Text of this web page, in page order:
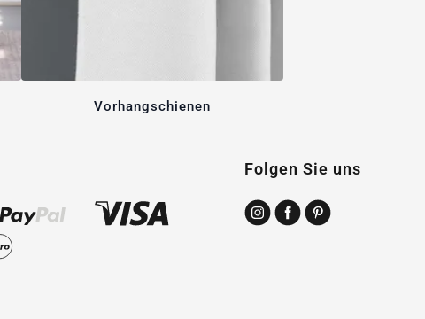
Vorhangschienen
Folgen Sie uns